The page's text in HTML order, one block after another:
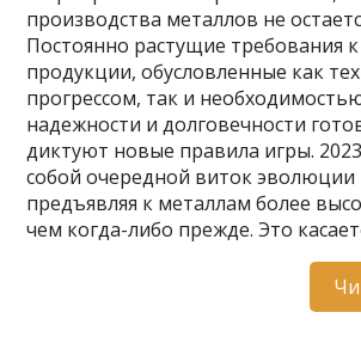
производства металлов не
Постоянно растущие требования к
продукции, обусловленные как
прогрессом, так и
надежности и долговечности
диктуют новые правила игры.
собой очередной виток эволюции
предъявляя к металлам более
чем когда-либо прежде. Это